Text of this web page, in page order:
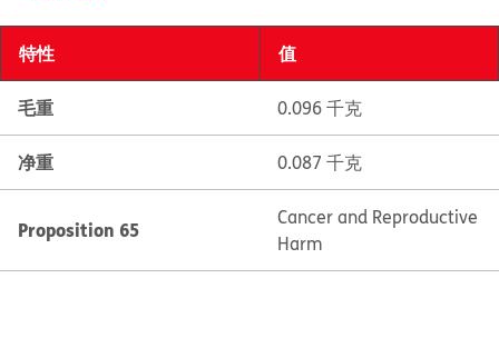
特性 值
毛重 0.096 千克
净重 0.087 千克
Proposition 65
Cancer and Reproductive
Harm